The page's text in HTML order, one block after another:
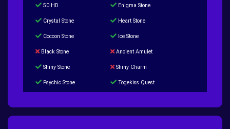
50 HD Enigma Stone
Crystal Stone Heart Stone
Coccon Stone Ice Stone
Black Stone Ancient Amulet
Shiny Stone Shiny Charm
Psychic Stone Togekiss Quest